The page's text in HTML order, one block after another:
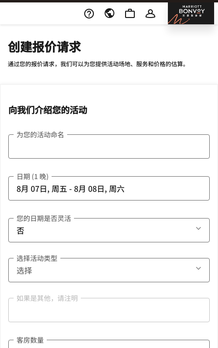
Skip To Content 邦
创建报价请求
通过您的报价请求，我们可以为您提供活动场地、服务和价格的估算。
向我们介绍您的活动
为您的活动命名
日期 (1 晚)
您的日期是否灵活
选择活动类型
如果是其他，请注明
客房数量